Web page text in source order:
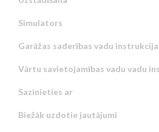
Simulators
Garāžas saderības vadu
Vārtu savietojamības vadu vadu
Sazinieties ar
Biežāk uzdotie jautājumi